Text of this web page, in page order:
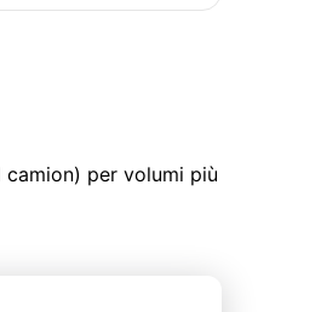
per volumi più